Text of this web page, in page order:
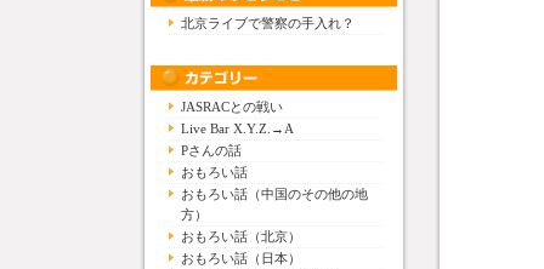
北京ライブで警察の手入れ？
JASRACとの戦い
Live Bar X.Y.Z.→A
Pさんの話
おもろい話
おもろい話（中国のその他の地
方）
おもろい話（北京）
おもろい話（日本）